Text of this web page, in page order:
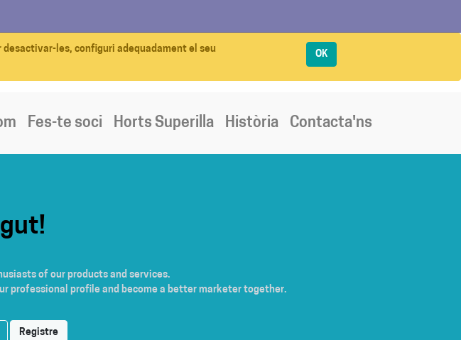
desactivar-les, configuri adequadament el seu
OK
Fes-te soci Horts Superilla Història Contacta'ns
of our products and services.
professional profile and become a better marketer together.
Registre